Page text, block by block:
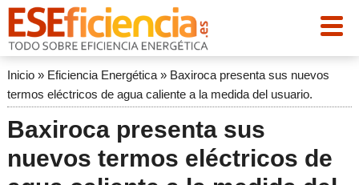
Inicio» Eficiencia Energética» Baxiroca presenta sus nuevos
termos eléctricos de agua caliente a la medida del usuario.
Baxiroca presenta sus
nuevos termos eléctricos de